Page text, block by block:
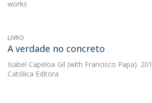
works
LIVRO
A verdade no concreto
Isabel Capeloa Gil (with Francisco Papa).
Católica Editora